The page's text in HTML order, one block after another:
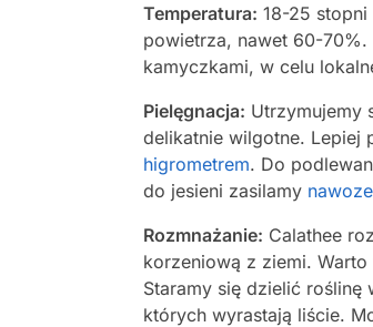
Temperatura: 18-25
powietrza, nawet 60-70%.
kamyczkami, w celu
Pielęgnacja: Utrzymujemy
delikatnie wilgotne. Lepiej
higrometrem. Do
do jesieni zasilamy
Rozmnażanie: Calathee
korzeniową z ziemi.
Staramy się dzielić roślinę
których wyrastają liście.